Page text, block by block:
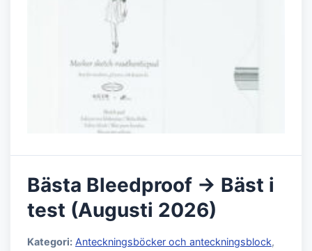
Bästa Bleedproof → Bäst i
test (Augusti 2026)
Kategori: Anteckningsböcker och anteckningsblock,